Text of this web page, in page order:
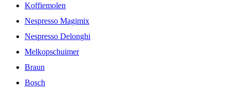
Koffiemolen
Nespresso Magimix
Nespresso Delonghi
Melkopschuimer
Braun
Bosch